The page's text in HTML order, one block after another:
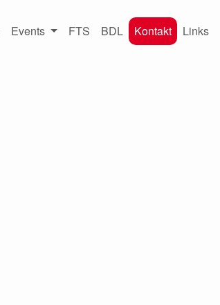
Events FTS BDL Kontakt Links